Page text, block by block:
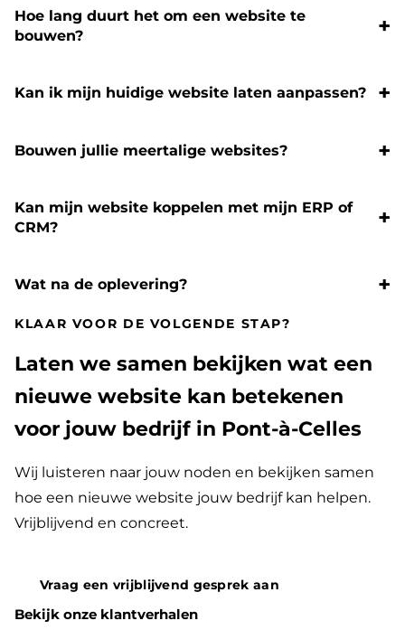
Hoe lang duurt het om een website te
bouwen?
Kan ik mijn huidige website laten aanpassen?
Bouwen jullie meertalige websites?
Kan mijn website koppelen met mijn ERP of
CRM?
Wat na de oplevering?
KLAAR VOOR DE VOLGENDE STAP?
Laten we samen bekijken wat een
nieuwe website kan betekenen
voor jouw bedrijf in Pont-à-Celles
Wij luisteren naar jouw noden en bekijken samen
hoe een nieuwe website jouw bedrijf kan helpen.
Vrijblijvend en concreet.
Vraag een vrijblijvend gesprek aan
Bekijk onze klantverhalen